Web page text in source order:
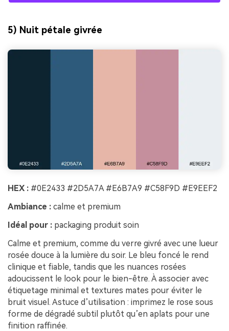
5) Nuit pétale givrée
HEX : #0E2433 #2D5A7A #E6B7A9 #C58F9D #E9EEF2
Ambiance : calme et premium
Idéal pour : packaging produit soin
Calme et premium, comme du verre givré avec une lueur
rosée douce à la lumière du soir. Le bleu foncé le rend
clinique et fiable, tandis que les nuances rosées
adoucissent le look pour le bien-être. À associer avec
étiquetage minimal et textures mates pour éviter le
bruit visuel. Astuce d’utilisation : imprimez le rose sous
forme de dégradé subtil plutôt qu’en aplats pour une
finition raffinée.